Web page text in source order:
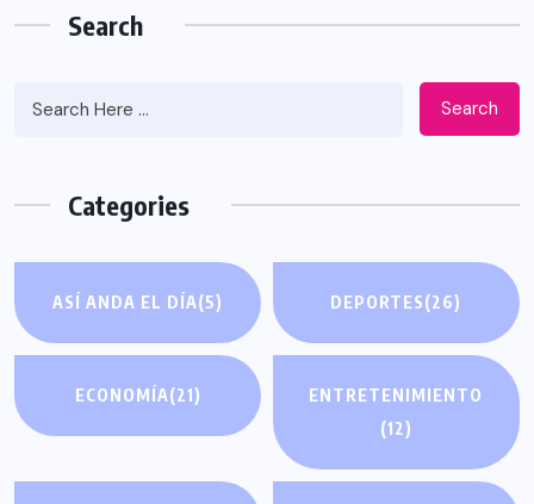
Search
Search
Categories
ASÍ ANDA EL DÍA(5) DEPORTES(26)
ECONOMÍA(21)
ENTRETENIMIENTO
(12)